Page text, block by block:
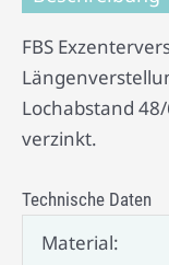
FBS
Lochabstand
verzinkt.
Technische Daten
Material: